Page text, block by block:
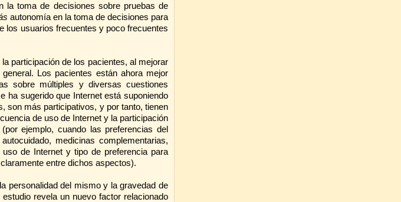
la toma de decisiones sobre pruebas de
autonomía en la toma de decisiones para
los usuarios frecuentes y poco frecuentes
participación de los pacientes, al mejorar
Los pacientes están ahora mejor
sobre múltiples y diversas cuestiones
ha sugerido que Internet está suponiendo
son más participativos, y por tanto, tienen
de uso de Internet y la participación
ejemplo, cuando las preferencias del
medicinas complementarias,
de Internet y tipo de preferencia para
entre dichos aspectos).
personalidad del mismo y la gravedad de
revela un nuevo factor relacionado